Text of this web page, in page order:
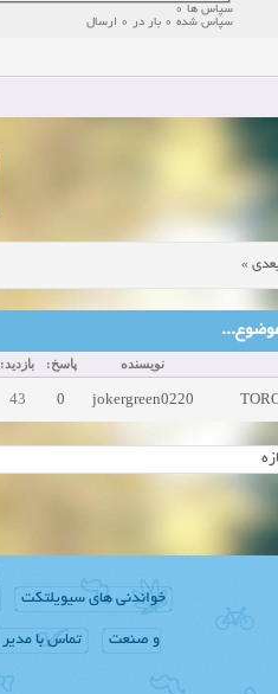
سپاس ها 0
سپاس شده 0 بار در 0 ارسال
»
نویسنده پاسخ: بازدید:
jokergreen0220
0
43
خواندنی های سیویلتکت
و صنعت تماس با مدیر